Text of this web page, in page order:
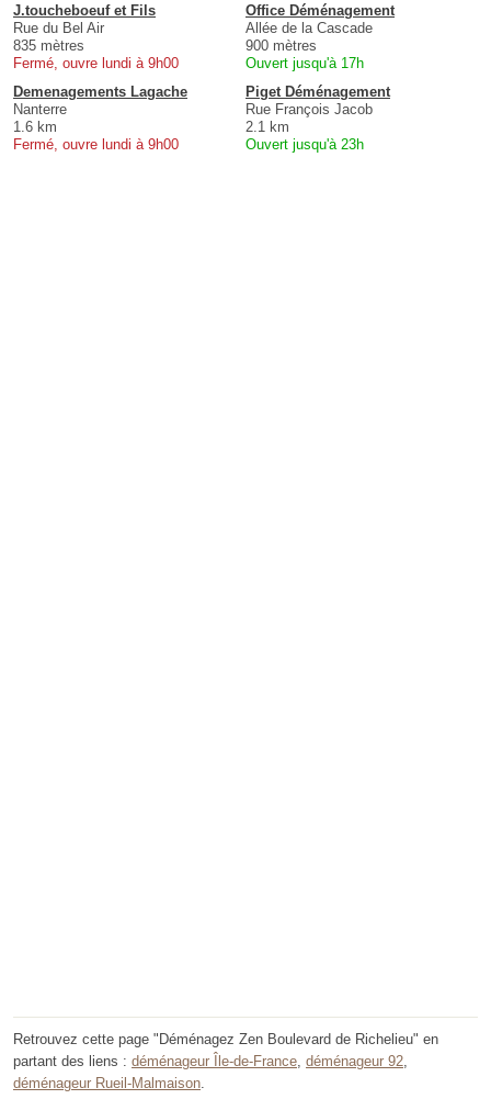
J.toucheboeuf et Fils
Rue du Bel Air
835 mètres
Fermé, ouvre lundi à 9h00
Office Déménagement
Allée de la Cascade
900 mètres
Ouvert jusqu'à 17h
Demenagements Lagache
Nanterre
1.6 km
Fermé, ouvre lundi à 9h00
Piget Déménagement
Rue François Jacob
2.1 km
Ouvert jusqu'à 23h
Retrouvez cette page "Déménagez Zen Boulevard de Richelieu" en
partant des liens : déménageur Île-de-France déménageur 92
déménageur Rueil-Malmaison